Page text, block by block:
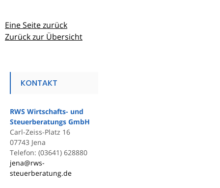
Eine Seite zurück
Zurück zur Übersicht
KONTAKT
RWS Wirtschafts- und
Steuerberatungs GmbH
Carl-Zeiss-Platz 16
07743 Jena
Telefon: (03641) 628880
jena@rws-
steuerberatung.de